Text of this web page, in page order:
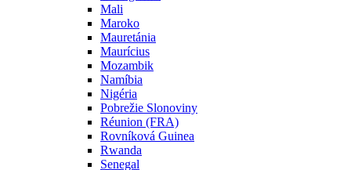
Mali
Maroko
Mauretánia
Maurícius
Mozambik
Namíbia
Nigéria
Pobrežie Slonoviny
Réunion (FRA)
Rovníková Guinea
Rwanda
Senegal